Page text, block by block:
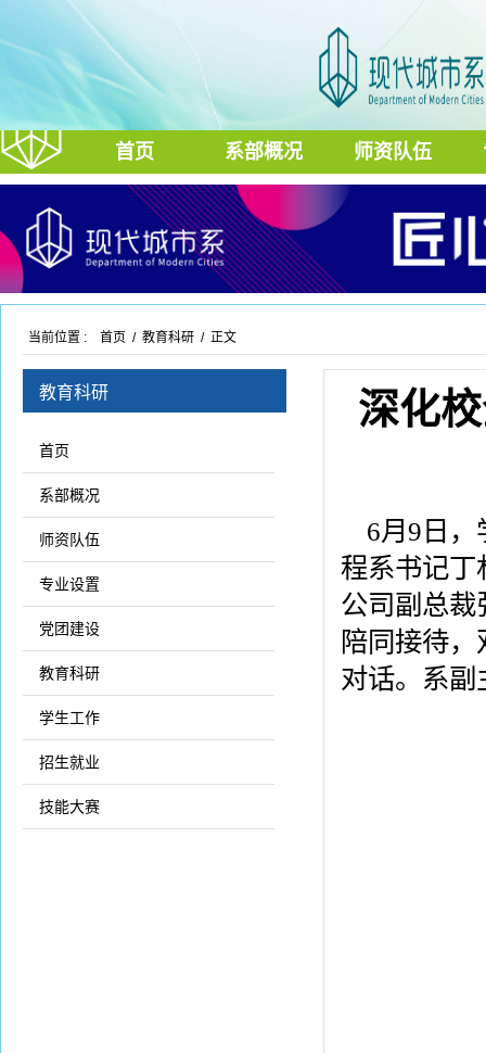
首页 系部概况 师资队伍
当前位置 : 首页 / 教育科研 / 正文
教育科研
首页
系部概况
师资队伍
专业设置
党团建设
教育科研
学生工作
招生就业
技能大赛
深化
6月9日
程系书记丁
公司副总裁
陪同接待
对话。系副